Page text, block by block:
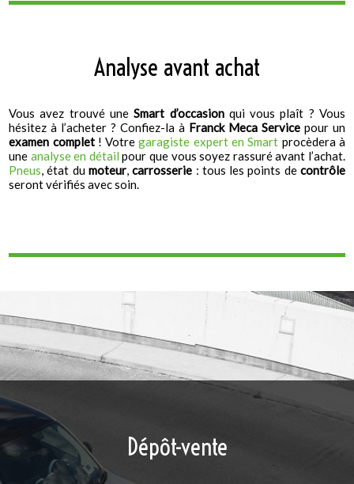
Analyse avant achat
Vous avez trouvé uneSmart d’occasionqui vous plaît ? Vous
hésitez à l’acheter ? Confiez-la à Franck Meca Servicepour un
examen complet ! Votregaragiste expert en Smart procèdera à
une analyse en détail pour que vous soyez rassuré avant l’achat.
Pneus, état du moteur,carrosserie : tous les points de contrôle
seront vérifiés avec soin.
Dépôt-vente